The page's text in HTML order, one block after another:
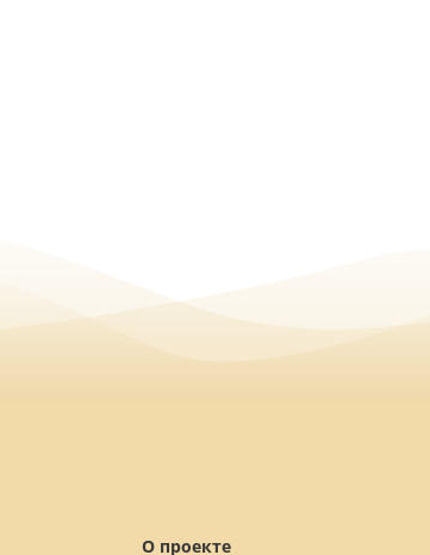
О проекте